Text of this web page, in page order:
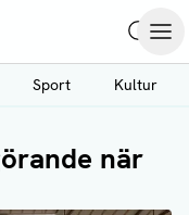
Sport Kultur
när